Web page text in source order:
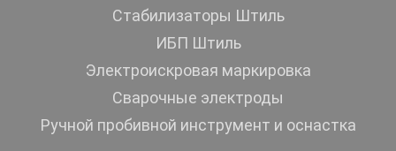
Стабилизаторы Штиль
ИБП Штиль
Электроискровая маркировка
Сварочные электроды
Ручной пробивной инструмент и оснастка